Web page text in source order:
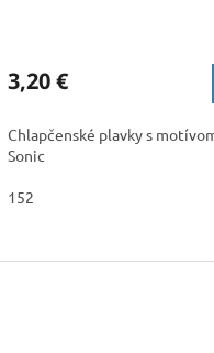
3,20 €
Chlapčenské plavky s
Sonic
152